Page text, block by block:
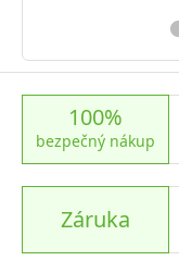
100%
bezpečný nákup
Záruka